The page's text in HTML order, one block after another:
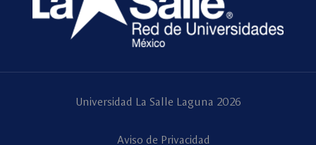
Universidad La Salle Laguna 2026
Aviso de Privacidad